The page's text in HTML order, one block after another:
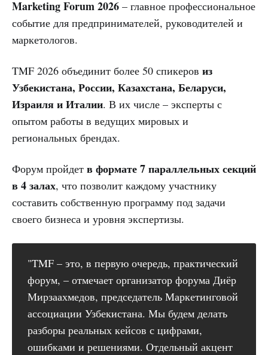
Marketing Forum 2026 – главное профессиональное
событие для предпринимателей, руководителей и
маркетологов.
TMF 2026 объединит более 50 спикеров из
Узбекистана, России, Казахстана, Беларуси,
Израиля и Италии. В их числе – эксперты с
опытом работы в ведущих мировых и
региональных брендах.
Форум пройдет в формате 7 параллельных секций
в 4 залах, что позволит каждому участнику
составить собственную программу под задачи
своего бизнеса и уровня экспертизы.
"TMF – это, в первую очередь, практический
форум, – отмечает организатор форума Диёр
Мирзаахмедов, председатель Маркетинговой
ассоциации Узбекистана. Мы будем делать
разборы реальных кейсов с цифрами,
ошибками и решениями. Отдельный акцент